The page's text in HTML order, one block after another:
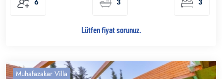
6 3 3
Lütfen fiyat sorunuz.
Muhafazakar Villa